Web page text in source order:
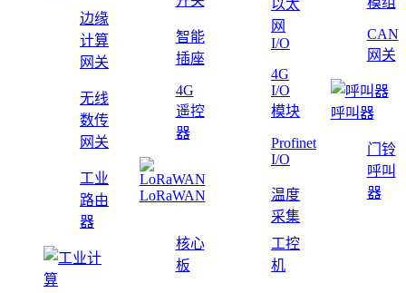
边缘
计算
网关
无线
数传
网关
工业
路由
器
智能
插座
4G
遥控
器
LoRaWAN
以太
网
I/O
4G
I/O
模块
Profinet
I/O
温度
采集
CAN
网关
呼叫器
门铃
呼叫
器
核心
板
工控
机